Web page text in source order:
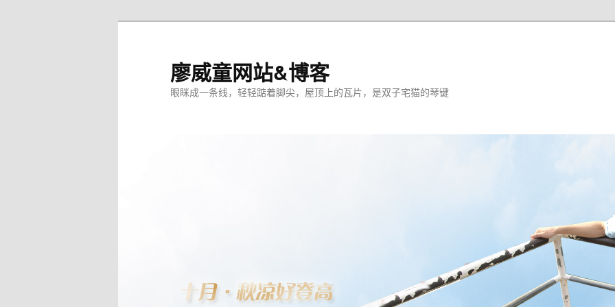
廖威童网站&博客
眼眯成一条线，轻轻踮着脚尖，屋顶上的瓦片，是双子宅猫的琴键